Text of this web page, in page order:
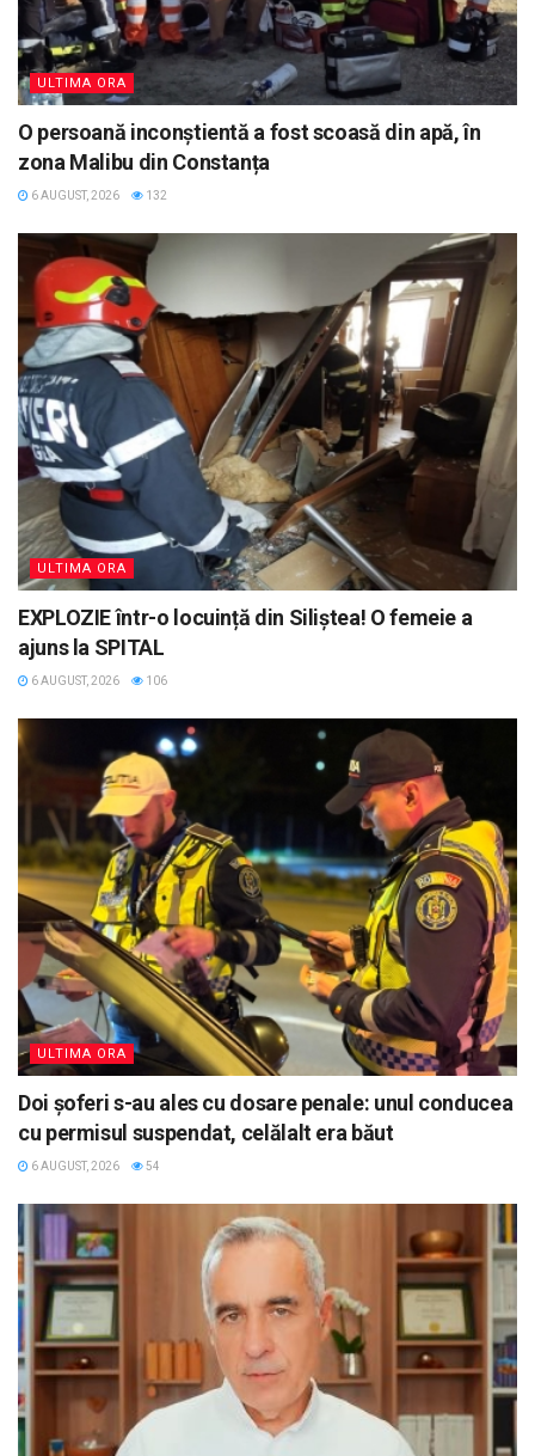
ULTIMA ORA
O persoană inconștientă a fost scoasă din apă, în
zona Malibu din Constanța
6 AUGUST, 2026 132
ULTIMA ORA
EXPLOZIE într-o locuință din Siliștea! O femeie a
ajuns la SPITAL
6 AUGUST, 2026 106
ULTIMA ORA
Doi șoferi s-au ales cu dosare penale: unul conducea
cu permisul suspendat, celălalt era băut
6 AUGUST, 2026 54